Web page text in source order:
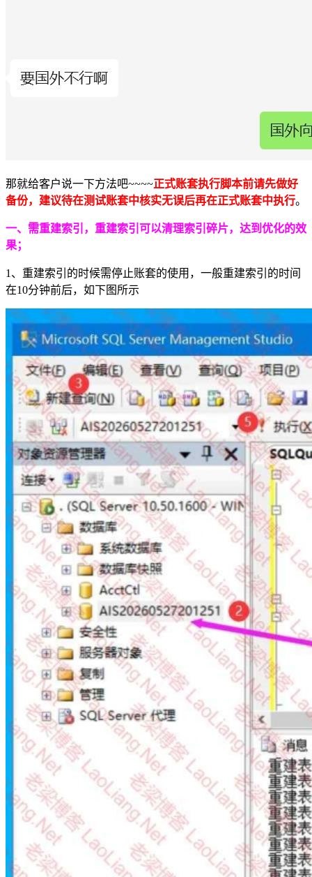
那就给客户说一下方法吧~~~~正式账套执行脚本前请先做好
备份，建议待在测试账套中核实无误后再在正式账套中执行。
一、需重建索引，重建索引可以清理索引碎片，达到优化的效
果；
1、重建索引的时候需停止账套的使用，一般重建索引的时间
在10分钟前后，如下图所示